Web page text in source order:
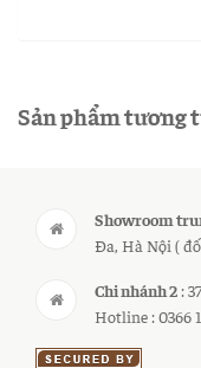
Sản phẩm tương
Showroom
Đa, Hà Nội (
Chi nhánh 2 :
Hotline : 0366